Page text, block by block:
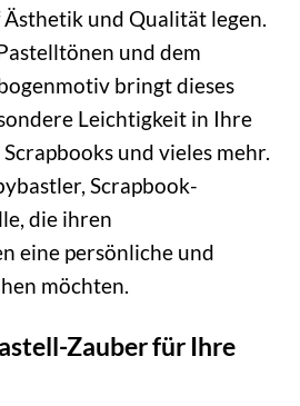
und Qualität legen.
und dem
bringt dieses
Leichtigkeit in Ihre
Scrapbooks und vieles mehr.
Scrapbook-
die ihren
eine persönliche und
möchten.
Zauber für Ihre